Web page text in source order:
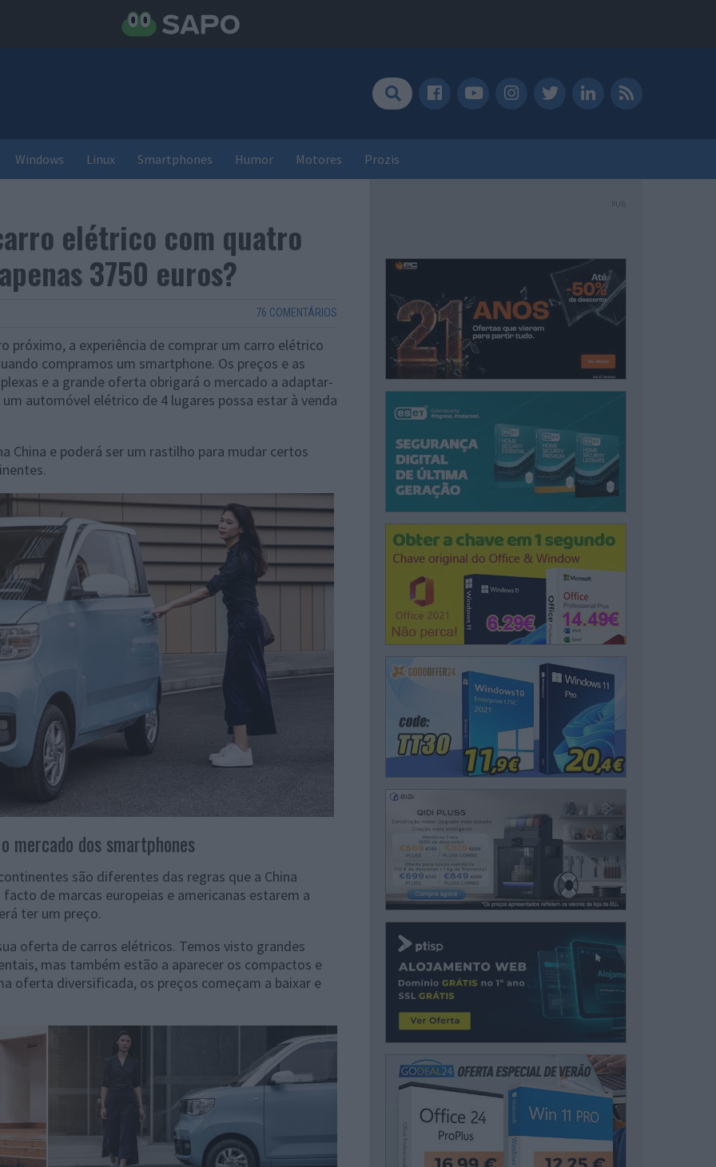
Windows Linux Smartphones Humor Motores Prozis
elétrico com quatro
3750 euros?
76 COMENTÁRIOS
próximo, a experiência de comprar um carro elétrico
compramos um smartphone. Os preços e as
e a grande oferta obrigará o mercado a adaptar-
automóvel elétrico de 4 lugares possa estar à venda
China e poderá ser um rastilho para mudar certos
mercado dos smartphones
são diferentes das regras que a China
de marcas europeias e americanas estarem a
ter um preço.
oferta de carros elétricos. Temos visto grandes
mas também estão a aparecer os compactos e
oferta diversificada, os preços começam a baixar e
PUB